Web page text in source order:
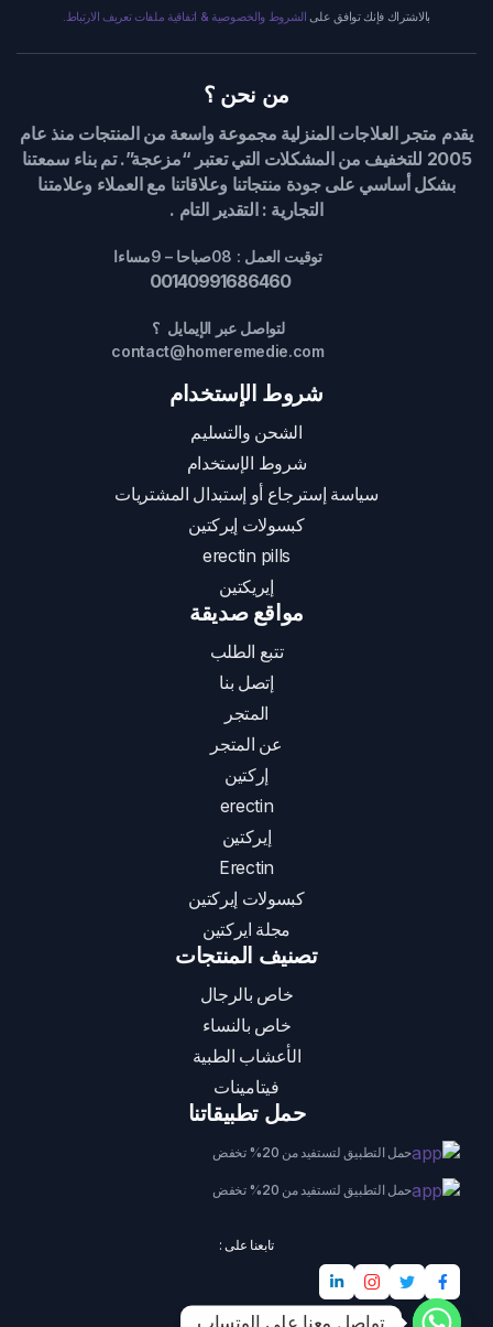
بالاشتراك فإنك توافق على الشروط والخصوصية & اتفاقية ملفات تعريف الارتباط.
من نحن ؟
يقدم متجر العلاجات المنزلية مجموعة واسعة من المنتجات منذ عام
2005 للتخفيف من المشكلات التي تعتبر “مزعجة”. تم بناء سمعتنا
بشكل أساسي على جودة منتجاتنا وعلاقاتنا مع العملاء وعلامتنا
التجارية : التقدير التام .
توقيت العمل : 08صباحا – 9مساءا
00140991686460
لتواصل عبر الإيمايل ؟
contact@homeremedie.com
شروط الإستخدام
الشحن والتسليم
شروط الإستخدام
سياسة إسترجاع أو إستبدال المشتريات
كبسولات إيركتين
erectin pills
إيريكتين
مواقع صديقة
تتبع الطلب
إتصل بنا
المتجر
عن المتجر
إركتين
erectin
إيركتين
Erectin
كبسولات إيركتين
مجلة ايركتين
تصنيف المنتجات
خاص بالرجال
خاص بالنساء
الأعشاب الطبية
فيتامينات
حمل تطبيقاتنا
حمل التطبيق لتستفيد من 20% تخفض
حمل التطبيق لتستفيد من 20% تخفض
تابعنا على :
تواصل معنا على الوتساب